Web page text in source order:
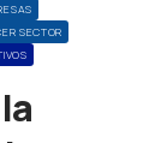
SECTOR